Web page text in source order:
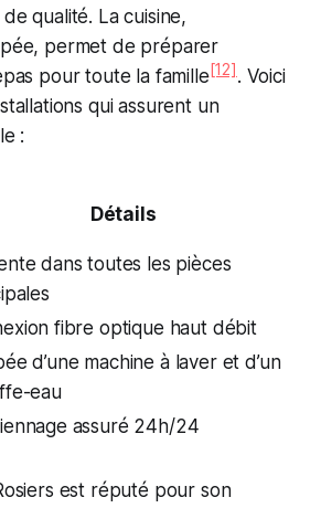
qualité. La cuisine,
permet de préparer
pour toute la famille [12]. Voici
qui assurent un
:
Détails
dans toutes les pièces
fibre optique haut débit
d’une machine à laver et d’un
eau
assuré 24h/24
est réputé pour son